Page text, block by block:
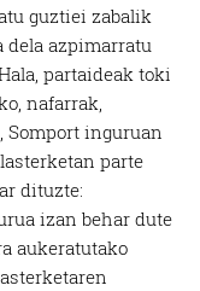
guztiei zabalik
dela azpimarratu
partaideak toki
nafarrak,
Somport inguruan
parte
dituzte:
izan behar dute
aukeratutako